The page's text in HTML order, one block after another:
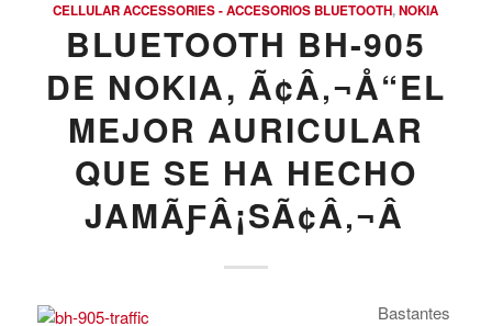
CELLULAR ACCESSORIES - ACCESORIOS BLUETOOTH,NOKIA
BLUETOOTH BH-905
DE NOKIA, Ã¢Â‚¬Å“EL
MEJOR AURICULAR
QUE SE HA HECHO
JAMÃƑÂ¡SÃ¢Â‚¬Â
Bastantes